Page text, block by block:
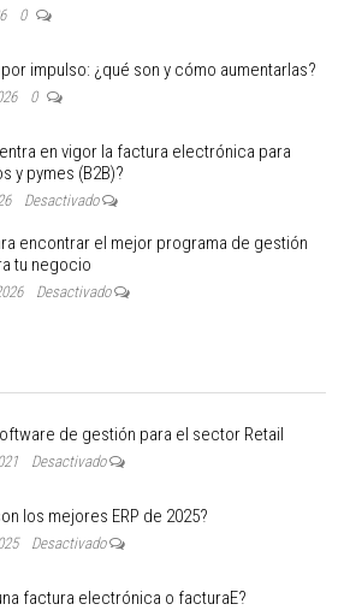
0
impulso: ¿qué son y cómo aumentarlas?
0
en vigor la factura electrónica para
y pymes (B2B)?
Desactivado
encontrar el mejor programa de gestión
tu negocio
Desactivado
de gestión para el sector Retail
Desactivado
los mejores ERP de 2025?
Desactivado
factura electrónica o facturaE?